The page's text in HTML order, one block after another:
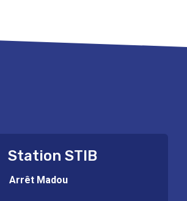
Station STIB
Arrêt Madou